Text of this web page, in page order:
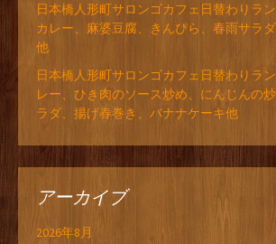
日本橋人形町サロンゴカフェ日替わりラ
カレー、麻婆豆腐、きんぴら、春雨サラ
他
日本橋人形町サロンゴカフェ日替わりラ
レー、ひき肉のソース炒め、にんじんの
ラダ、揚げ春巻き、バナナケーキ他
アーカイブ
2026年8月